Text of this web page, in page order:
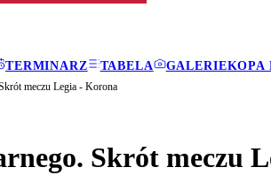
TERMINARZ TABELA GALERIEKOPA
meczu Legia - Korona
Skrót meczu